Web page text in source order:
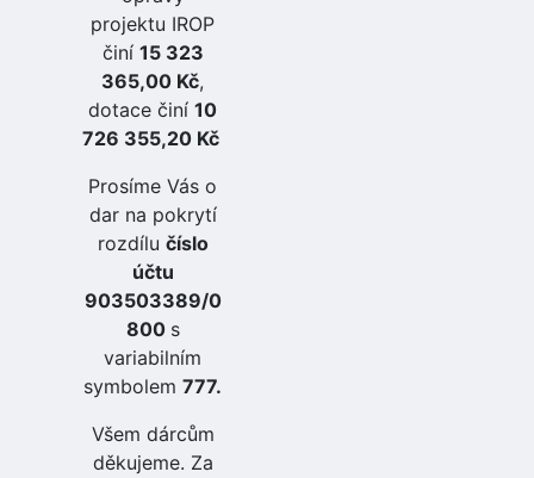
projektu IROP
činí 15 323
365,00 Kč,
dotace činí 10
726 355,20 Kč
Prosíme Vás o
dar na pokrytí
rozdílu číslo
účtu
903503389/0
800 s
variabilním
symbolem 777.
Všem dárcům
děkujeme. Za